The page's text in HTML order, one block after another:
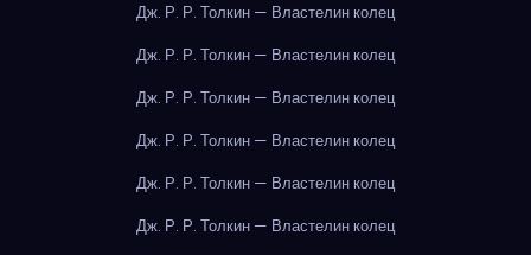
Дж. Р. Р. Толкин — Властелин колец
Дж. Р. Р. Толкин — Властелин колец
Дж. Р. Р. Толкин — Властелин колец
Дж. Р. Р. Толкин — Властелин колец
Дж. Р. Р. Толкин — Властелин колец
Дж. Р. Р. Толкин — Властелин колец